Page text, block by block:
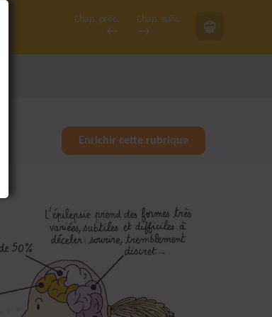
Chap. préc. Chap. suiv.
Enrichir cette rubrique